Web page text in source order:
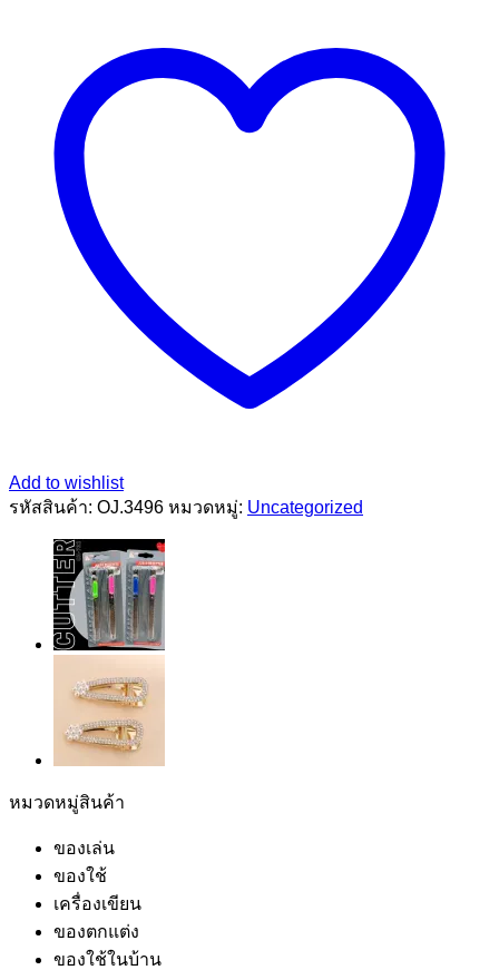
Add to wishlist
รหัสสินค้า: OJ.3496 หมวดหมู่: Uncategorized
หมวดหมู่สินค้า
ของเล่น
ของใช้
เครื่องเขียน
ของตกแต่ง
ของใช้ในบ้าน